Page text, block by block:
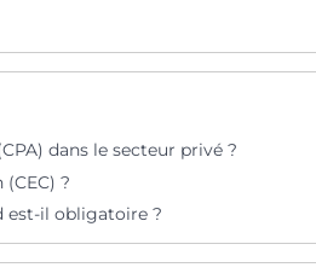
dans le secteur privé ?
?
est-il obligatoire ?